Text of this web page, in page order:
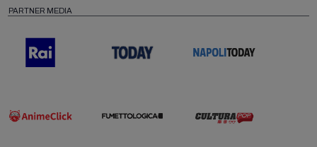
PARTNER MEDIA